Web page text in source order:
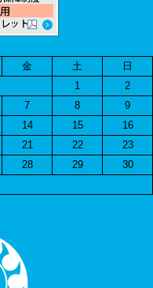
金 土
日
1
2
7 8
9
14 15
16
21 22
23
28 29
30